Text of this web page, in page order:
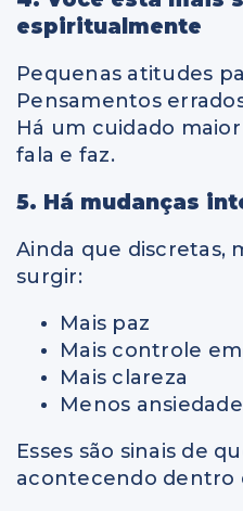
espiritualmente
Pequenas atitudes
Pensamentos
Há um cuidado
fala e faz.
5. Há mudanças
Ainda que discretas,
surgir:
Mais paz
Mais controle
Mais clareza
Menos ansiedade
Esses são sinais de
acontecendo dentro